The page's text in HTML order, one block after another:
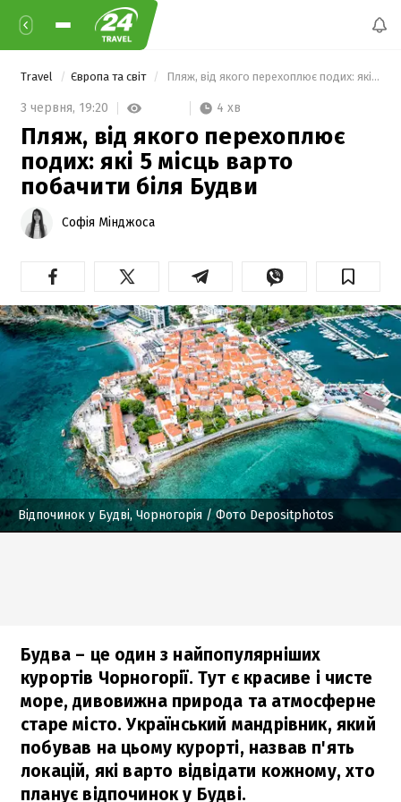
Travel Європа та світ Пляж, від якого перехоплює подих: які 5 місць варто побачити біля Будви
3 червня, 19:20 4 хв
Пляж, від якого перехоплює
подих: які 5 місць варто
побачити біля Будви
Софія Мінджоса
Відпочинок у Будві, Чорногорія / Фото Depositphotos
Будва – це один з найпопулярніших
курортів Чорногорії. Тут є красиве і чисте
море, дивовижна природа та атмосферне
старе місто. Український мандрівник, який
побував на цьому курорті, назвав п'ять
локацій, які варто відвідати кожному, хто
планує відпочинок у Будві.